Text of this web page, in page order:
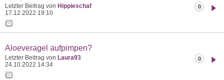
Letzter Beitrag von Hippieschaf
17.12.2022 19:10
0
Aloeveragel aufpimpen?
Letzter Beitrag von Laura93
24.10.2022 14:34
0